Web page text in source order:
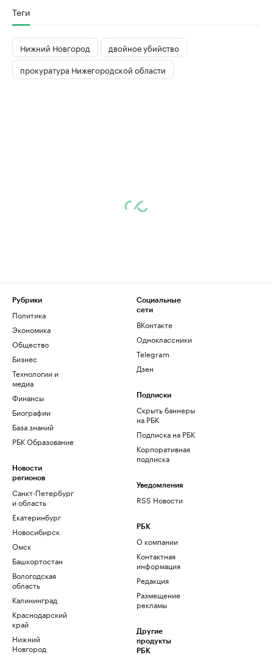
Теги
Нижний Новгород
двойное убийство
прокуратура Нижегородской области
Рубрики
Политика
Экономика
Общество
Бизнес
Технологии и
медиа
Финансы
Биографии
База знаний
РБК Образование
Новости
регионов
Санкт-Петербург
и область
Екатеринбург
Новосибирск
Омск
Башкортостан
Вологодская
область
Калининград
Краснодарский
край
Нижний
Новгород
Социальные
сети
ВКонтакте
Одноклассники
Telegram
Дзен
Подписки
Скрыть баннеры
на РБК
Подписка на РБК
Корпоративная
подписка
Уведомления
RSS Новости
РБК
О компании
Контактная
информация
Редакция
Размещение
рекламы
Другие
продукты
РБК